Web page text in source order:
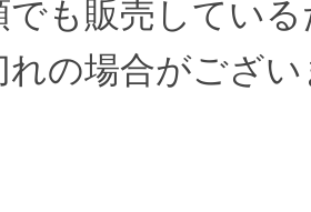
でも販売してい
れの場合がござ